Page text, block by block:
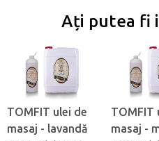
Ați putea fi
TOMFIT ulei de
masaj - lavandă
TOMFIT
masaj -